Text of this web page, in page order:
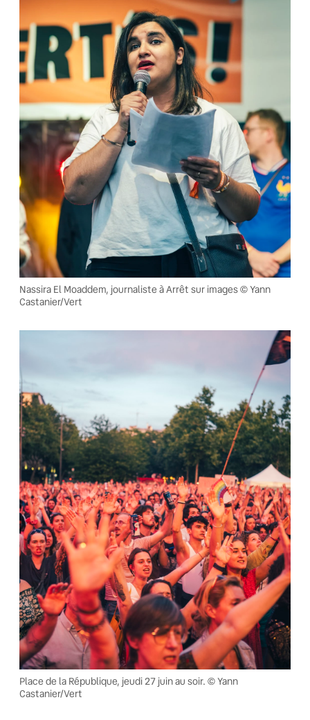
Nassira El Moaddem, journaliste à Arrêt sur images © Yann
Castanier/Vert
Place de la République, jeudi 27 juin au soir. © Yann
Castanier/Vert